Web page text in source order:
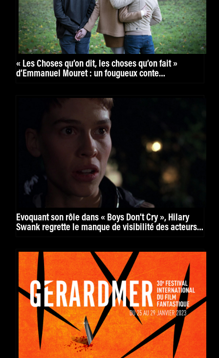
« Les Choses qu’on dit, les choses qu’on fait »
d’Emmanuel Mouret : un fougueux conte
Évoquant son rôle dans « Boys Don’t Cry », Hilary
Swank regrette le manque de visibilité des acteurs